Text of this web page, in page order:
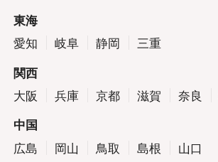
東海
愛知
岐阜 静岡
三重
関西
大阪
兵庫 京都 滋賀 奈良
中国
広島
岡山 鳥取 島根
山口